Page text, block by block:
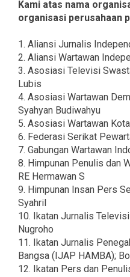
Kami atas nama
organisasi perusahaan
1. Aliansi Jurnalis
2. Aliansi Wartawan
3. Asosiasi Televisi
Lubis
4. Asosiasi Wartawan
Syahyan Budiwahyu
5. Asosiasi Wartawan
6. Federasi Serikat
7. Gabungan Wartawan
8. Himpunan Penulis dan
RE Hermawan S
9. Himpunan Insan Pers
Syahril
10. Ikatan Jurnalis
Nugroho
11. Ikatan Jurnalis
Bangsa (IJAP HAMBA);
12. Ikatan Pers dan